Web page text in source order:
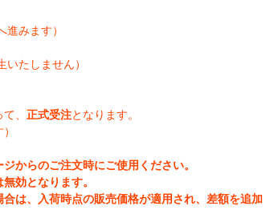
みます）
たしません）
、 正式受注となります。
からのご注文時にご使用ください。
効となります。
は、入荷時点の販売価格が適用され、差額を追加